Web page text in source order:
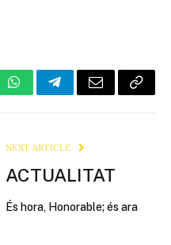
WhatsAppTelegramEmail Copy
NEXT ARTICLE
ACTUALITAT
És hora, Honorable; és ara